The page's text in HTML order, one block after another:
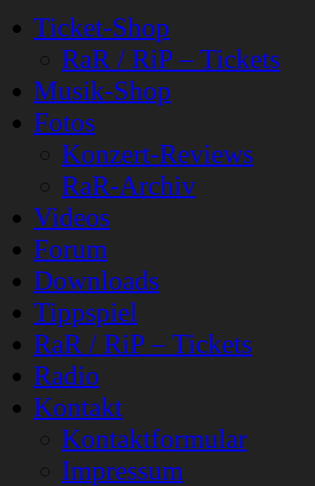
Ticket-Shop
RaR / RiP – Tickets
Musik-Shop
Fotos
Konzert-Reviews
RaR-Archiv
Videos
Forum
Downloads
Tippspiel
RaR / RiP – Tickets
Radio
Kontakt
Kontaktformular
Impressum